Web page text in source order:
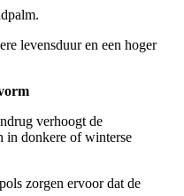
levensduur en een hoger
verhoogt de
in donkere of winterse
zorgen ervoor dat de